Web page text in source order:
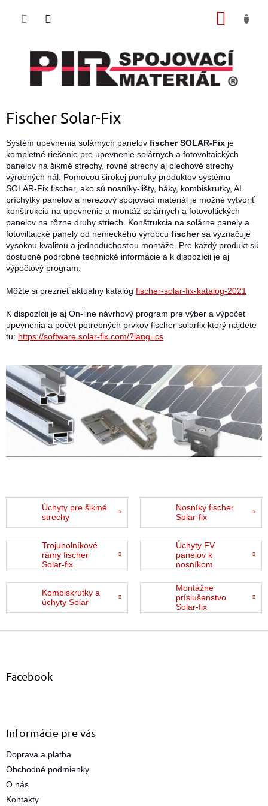
Fischer Solar-Fix
Systém upevnenia solárnych panelov fischer SOLAR-Fix je
kompletné riešenie pre upevnenie solárnych a fotovoltaických
panelov na šikmé strechy, rovné strechy aj plechové strechy
výrobných hál. Pomocou širokej ponuky produktov systému
SOLAR-Fix fischer, ako sú nosníky-lišty, háky, kombiskrutky, AL
príchytky panelov a nerezový spojovací materiál je možné vytvoriť
konštrukciu na upevnenie a montáž solárnych a fotovoltických
panelov na rôzne druhy striech.
Konštrukcia na solárne panely a
fotoviltaické panely od nemeckého výrobcu fischersa vyznačuje
vysokou kvalitou a jednoduchosťou montáže. Pre každý produkt sú
dostupné podrobné technické informácie a k dispozícii je aj
výpočtový program.
Môžte si prezrieť aktuálny katalóg fischer-solar-fix-katalog-2021
K dispozícii je aj On-line návrhový program pre výber a výpočet
upevnenia a počet potrebných prvkov fischer solarfix ktorý nájdete
tu: https://software.solar-fix.com/?lang=cs
Úchyty pre šikmé
strechy
Nosníky fischer
Solar-fix
Trojuholníkové
rámy fischer
Solar-fix
Úchyty FV
panelov k
nosníkom
Kombiskrutky a
úchyty Solar
Montážne
príslušenstvo
Solar-fix
Z
Facebook
Informácie pre vás
Doprava a platba
Obchodné podmienky
O nás
Kontakty